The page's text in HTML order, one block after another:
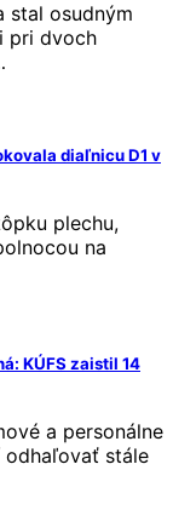
stal osudným
pri dvoch
diaľnicu D1 v
plechu,
na
KÚFS zaistil 14
a personálne
odhaľovať stále